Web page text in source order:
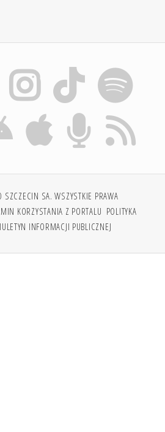
SA. WSZYSTKIE PRAWA
KORZYSTANIA Z PORTALU POLITYKA
INFORMACJI PUBLICZNEJ